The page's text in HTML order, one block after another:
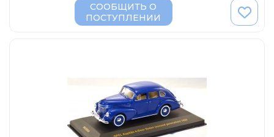
СООБЩИТЬ О
ПОСТУПЛЕНИИ